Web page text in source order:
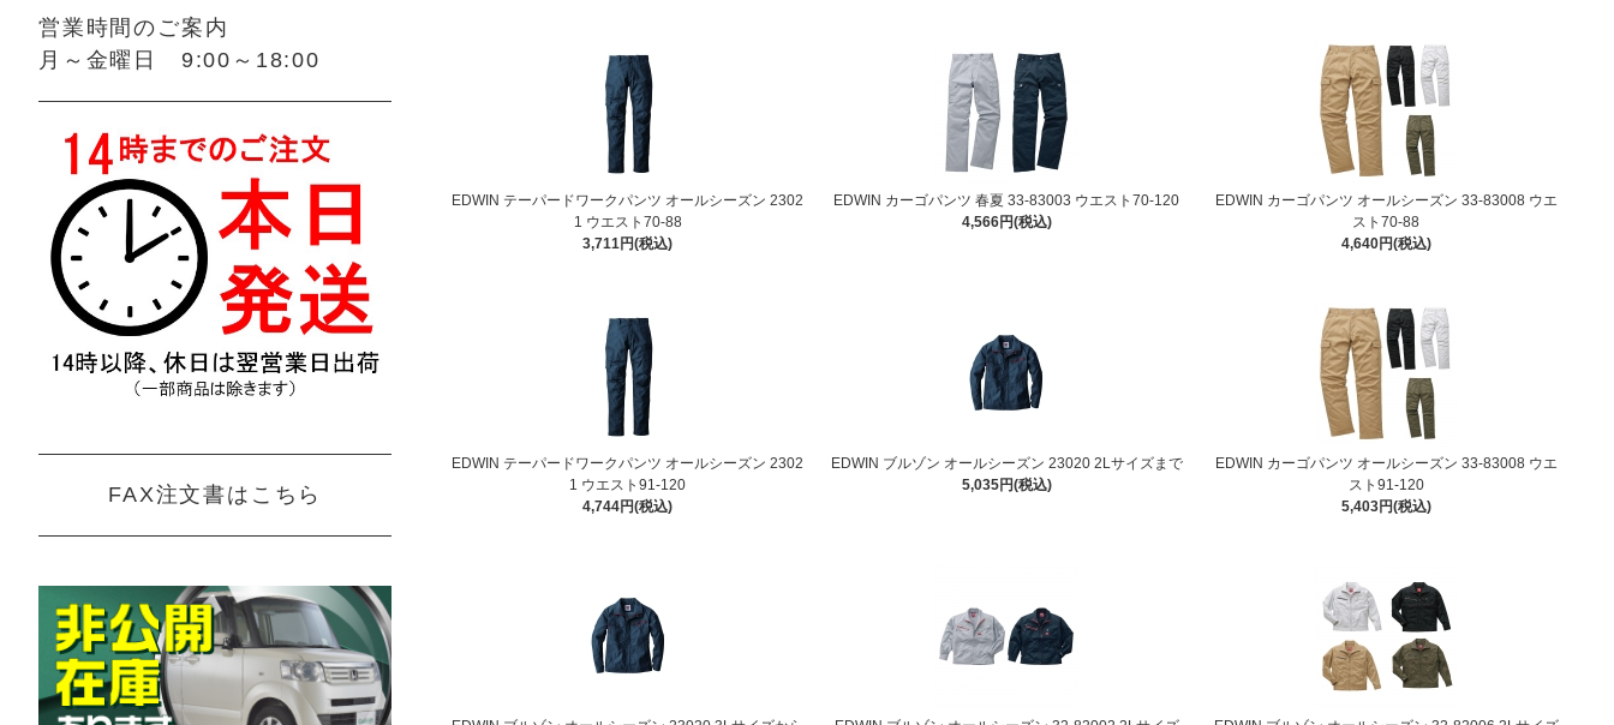
EDWIN テーパードワークパンツ オールシーズン 2302
1 ウエスト70-88
3,711円(税込)
EDWIN カーゴパンツ 春夏 33-83003 ウエスト70-120
4,566円(税込)
EDWIN カーゴパンツ オールシーズン 33-83008 ウエ
スト70-88
4,640円(税込)
EDWIN テーパードワークパンツ オールシーズン 2302
1 ウエスト91-120
4,744円(税込)
EDWIN ブルゾン オールシーズン 23020 2Lサイズまで
5,035円(税込)
EDWIN カーゴパンツ オールシーズン 33-83008 ウエ
スト91-120
5,403円(税込)
営業時間のご案内
月～金曜日 9:00～18:00
FAX注文書はこちら